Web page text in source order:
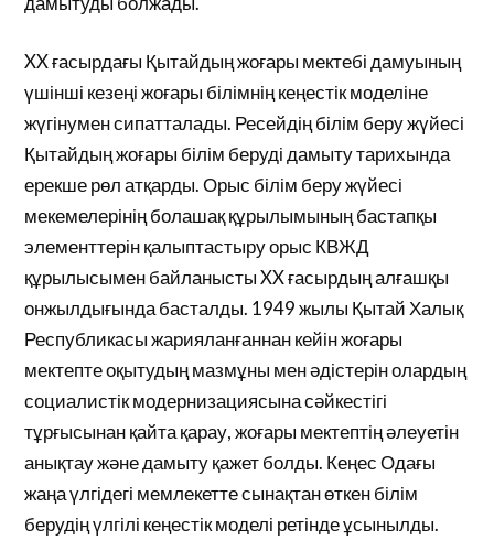
XX ғасырдағы Қытайдың жоғары мектебі дамуының
үшінші кезеңі жоғары білімнің кеңестік моделіне
жүгінумен сипатталады. Ресейдің білім беру жүйесі
Қытайдың жоғары білім беруді дамыту тарихында
ерекше рөл атқарды. Орыс білім беру жүйесі
мекемелерінің болашақ құрылымының бастапқы
элементтерін қалыптастыру орыс КВЖД
құрылысымен байланысты XX ғасырдың алғашқы
онжылдығында басталды. 1949 жылы Қытай Халық
Республикасы жарияланғаннан кейін жоғары
мектепте оқытудың мазмұны мен әдістерін олардың
социалистік модернизациясына сәйкестігі
тұрғысынан қайта қарау, жоғары мектептің әлеуетін
анықтау және дамыту қажет болды. Кеңес Одағы
жаңа үлгідегі мемлекетте сынақтан өткен білім
берудің үлгілі кеңестік моделі ретінде ұсынылды.